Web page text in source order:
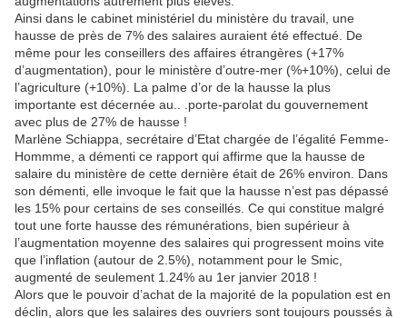
Ainsi dans le cabinet ministériel du ministère du travail, une
hausse de près de 7% des salaires auraient été effectué. De
même pour les conseillers des affaires étrangères (+17%
d’augmentation), pour le ministère d’outre-mer (%+10%), celui de
l’agriculture (+10%). La palme d’or de la hausse la plus
importante est décernée au.. .porte-parolat du gouvernement
avec plus de 27% de hausse !
Marlène Schiappa, secrétaire d’Etat chargée de l’égalité Femme-
Hommme, a démenti ce rapport qui affirme que la hausse de
salaire du ministère de cette dernière était de 26% environ. Dans
son démenti, elle invoque le fait que la hausse n’est pas dépassé
les 15% pour certains de ses conseillés. Ce qui constitue malgré
tout une forte hausse des rémunérations, bien supérieur à
l’augmentation moyenne des salaires qui progressent moins vite
que l’inflation (autour de 2.5%), notamment pour le Smic,
augmenté de seulement 1.24% au 1er janvier 2018 !
Alors que le pouvoir d’achat de la majorité de la population est en
déclin, alors que les salaires des ouvriers sont toujours poussés à